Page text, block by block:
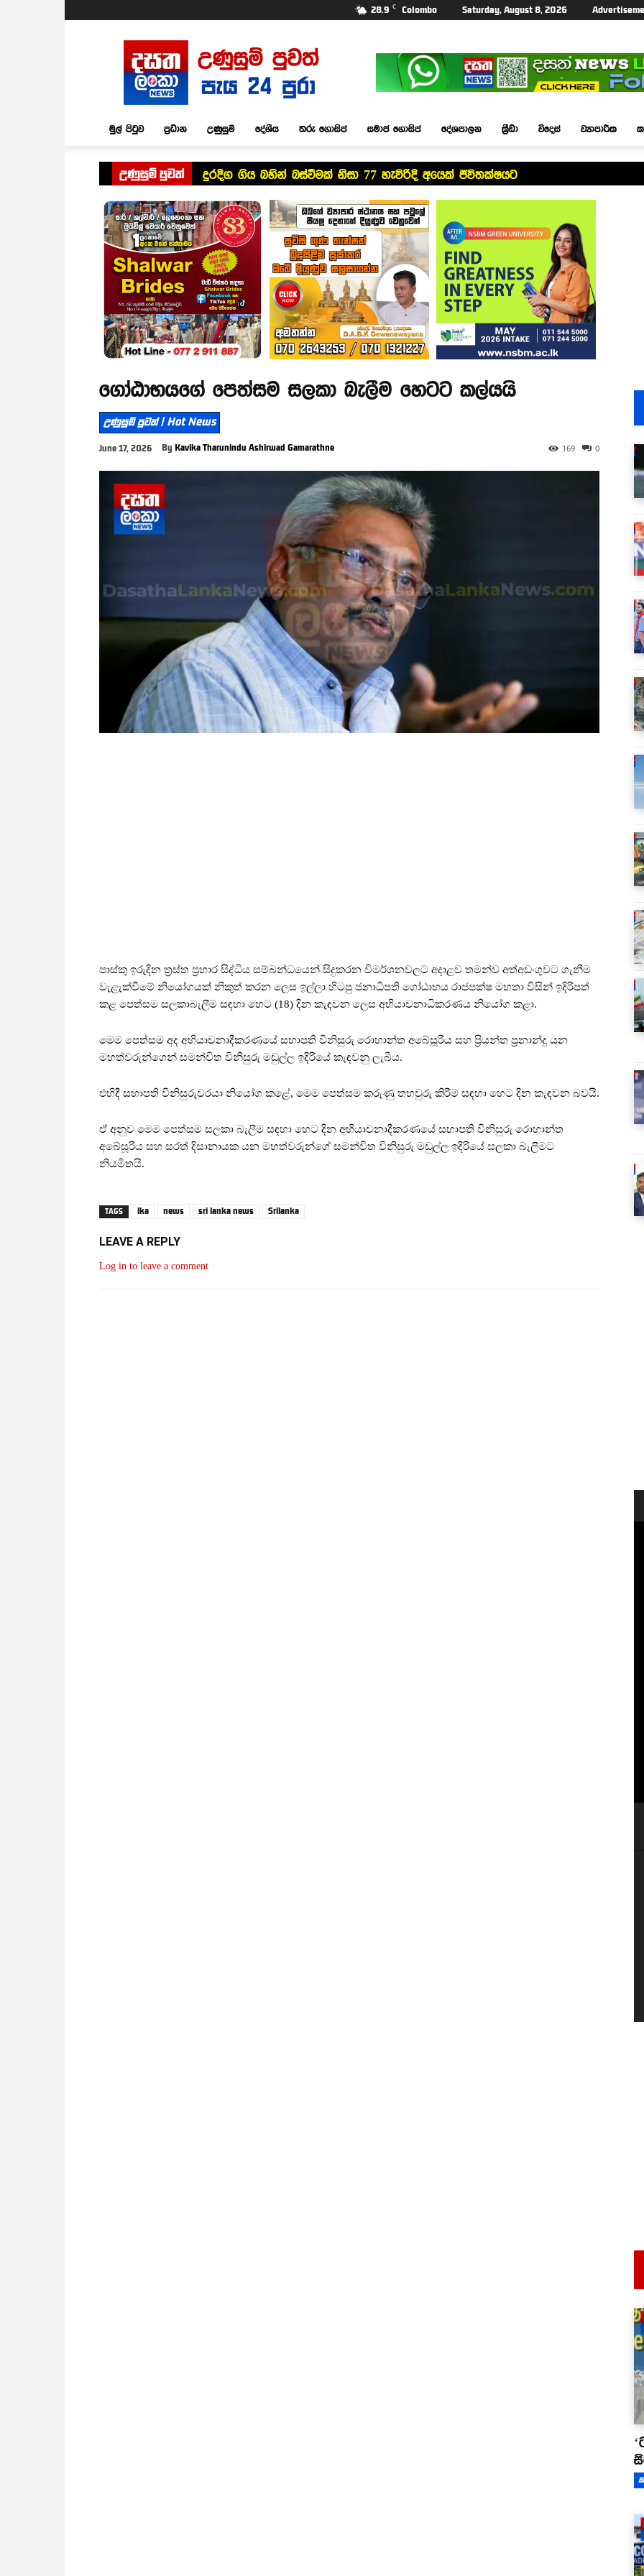
28.9 C Colombo Saturday, August 8, 2026
Dasatha
Lanka
News
මුල් පිටුව ප්‍රධාන උණුසුම් දේශීය තරු ගොසිප් සමාජ ගොසිප් දේශපාලන ක්‍රීඩා විදෙස් ව්‍යාපාරික
උණුසුම් පුවත් දුරදිග ගිය බහින් බස්වීමක් නිසා 77 හැවිරිදි අයෙක් ජීවිතක්ෂයට
ගෝඨාභයගේ පෙත්සම සලකා බැලීම හෙටට කල්යයි
උණුසුම් පුවත් | Hot News
June 17, 2026 By Kavika Tharunindu Ashirwad Gamarathne 0
169
පාස්කු ඉරුදින ත්‍රස්ත ප්‍රහාර සිද්ධිය සම්බන්ධයෙන් සිදුකරන විමර්ශනවලට අදාළව තමන්ව අත්අඩංගුවට ගැනීම
වැළැක්වීමේ නියෝගයක් නිකුත් කරන ලෙස ඉල්ලා හිටපු ජනාධිපති ගෝඨාභය රාජපක්ෂ මහතා විසින් ඉදිරිපත්
කළ පෙත්සම සලකාබැලීම සඳහා හෙට (18) දින කැඳවන ලෙස අභියාචනාධිකරණය නියෝග කළා.
මෙම පෙත්සම අද අභියාචනාදීකරණයේ සභාපති විනිසුරු රොහාන්ත අබේසූරිය සහ ප්‍රියන්ත ප්‍රනාන්දු යන
මහත්වරුන්ගෙන් සමන්විත විනිසුරු මඩුල්ල ඉදිරියේ කැඳවනු ලැබීය.
එහිදී සභාපති විනිසුරුවරයා නියෝග කළේ, මෙම පෙත්සම කරුණු තහවුරු කිරීම සඳහා හෙට දින කැඳවන බවයි.
ඒ අනුව මෙම පෙත්සම සලකා බැලීම සඳහා හෙට දින අභියාචනාදීකරණයේ සභාපති විනිසුරු රොහාන්ත
අබේසූරිය සහ සරත් දිසානායක යන මහත්වරුන්ගේ සමන්විත විනිසුරු මඩුල්ල ඉදිරියේ සලකා බැලීමට
නියමිතයි.
TAGS lka news sri lanka news Srilanka
LEAVE A REPLY
Log in to leave a comment